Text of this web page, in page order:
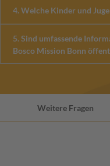
4. Welche Kinder und
5. Sind umfassende
Bosco Mission Bonn
Weitere Fragen